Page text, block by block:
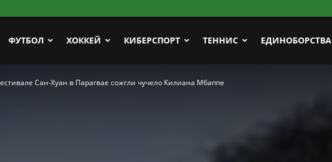
ФУТБОЛ ХОККЕЙ КИБЕРСПОРТ ТЕННИС ЕДИНОБОРСТВА
Сан-Хуан в Парагвае сожгли чучело Килиана Мбаппе